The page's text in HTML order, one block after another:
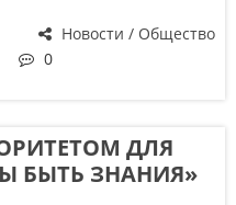
Новости / Общество
0
ДЛЯ
БЫТЬ ЗНАНИЯ»